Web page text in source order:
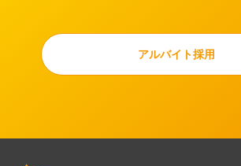
アルバイト採用